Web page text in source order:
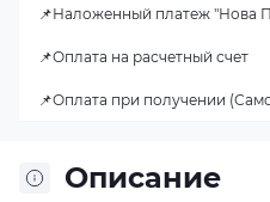
Описание
📌Наложенный платеж "Нова
📌Оплата на расчетный счет
📌Оплата при получении